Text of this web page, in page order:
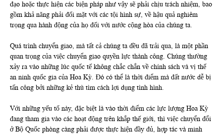
đạo hoặc thực hiện các biện pháp như vậy sẽ phải chịu trách nhiệm, bao
gồm khả năng phải đối mặt với các tội hình sự, về hậu quả nghiêm
trọng qua hành động của họ đối với nước cộng hòa của chúng ta.
Quá trình chuyển giao, mà tất cả chúng ta đều đã trải qua, là một phần
quan trọng của việc chuyển giao quyền lực thành công. Chúng thường
xảy ra vào những lúc quốc tế không chắc chắn về chính sách và vị thế
an ninh quốc gia của Hoa Kỳ. Đó có thể là thời điểm mà đất nước dễ bị
tấn công bởi những kẻ thù tìm cách lợi dụng tình hình.
Với những yếu tố này, đặc biệt là vào thời điểm các lực lượng Hoa Kỳ
đang tham gia vào các hoạt động trên khắp thế giới, thì việc chuyển đổi
ở Bộ Quốc phòng càng phải được thực hiện đầy đủ, hợp tác và minh